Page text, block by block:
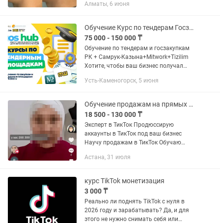
авторской методике.
Алматы, 6 июня
Обучение Курс по тендерам Госзакупок, Самрук-Казына, tizilim, mitwork
75 000 - 150 000 ₸
Обучение по тендерам и госзакупкам
РК + Самрук-Казына+Mitwork+Tizilim
Хотите, чтобы ваш бизнес получал
квазигосударственных компаний?
Усть-Каменогорск, 5 июня
Обучение продажам на прямых эфирах в ТикТок
18 500 - 130 000 ₸
Эксперт в ТикТок Продюссирую
аккаунты в ТикТок под ваш бизнес
Научу продажам в ТикТок Обучаю
,тщательно от 130.000тг × 10 дней в
Астана, 31 июля
курс TikTok монетизация
3 000 ₸
Реально ли поднять TikTok с нуля в
2026 году и зарабатывать? Да, и для
этого не нужно снимать себя или